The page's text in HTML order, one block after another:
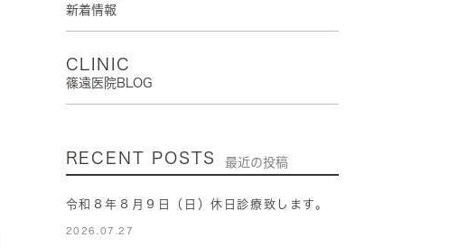
新着情報
CLINIC
篠遠医院BLOG
RECENT POSTS 最近の投稿
令和８年８月９日（日）休日診療致します。
2026.07.27